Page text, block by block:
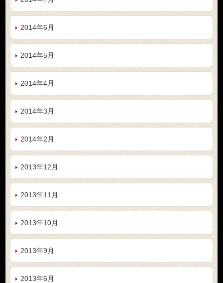
2014年6月
2014年5月
2014年4月
2014年3月
2014年2月
2013年12月
2013年11月
2013年10月
2013年9月
2013年6月